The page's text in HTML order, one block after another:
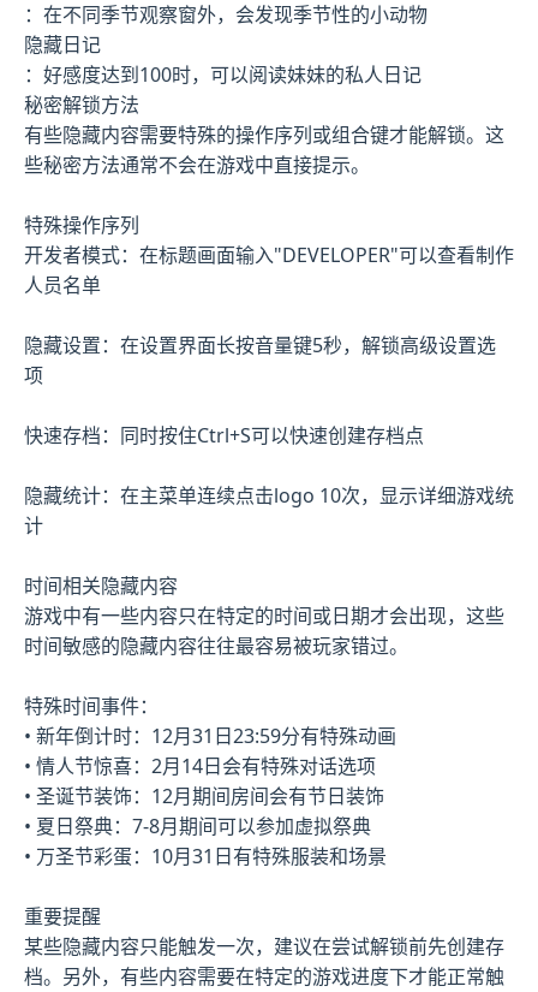
：在不同季节观察窗外，会发现季节性的小动物
隐藏日记
：好感度达到100时，可以阅读妹妹的私人日记
秘密解锁方法
有些隐藏内容需要特殊的操作序列或组合键才能解锁。这
些秘密方法通常不会在游戏中直接提示。
特殊操作序列
开发者模式：在标题画面输入"DEVELOPER"可以查看制作
人员名单
隐藏设置：在设置界面长按音量键5秒，解锁高级设置选
项
快速存档：同时按住Ctrl+S可以快速创建存档点
隐藏统计：在主菜单连续点击logo 10次，显示详细游戏统
计
时间相关隐藏内容
游戏中有一些内容只在特定的时间或日期才会出现，这些
时间敏感的隐藏内容往往最容易被玩家错过。
特殊时间事件：
• 新年倒计时：12月31日23:59分有特殊动画
• 情人节惊喜：2月14日会有特殊对话选项
• 圣诞节装饰：12月期间房间会有节日装饰
• 夏日祭典：7-8月期间可以参加虚拟祭典
• 万圣节彩蛋：10月31日有特殊服装和场景
重要提醒
某些隐藏内容只能触发一次，建议在尝试解锁前先创建存
档。另外，有些内容需要在特定的游戏进度下才能正常触